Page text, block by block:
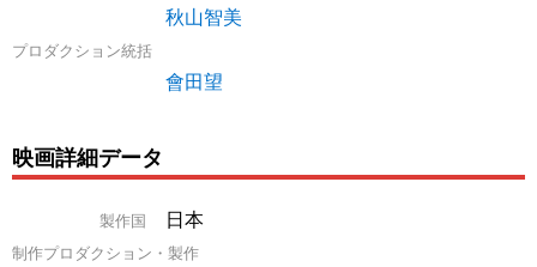
秋山智美
プロダクション統括
會田望
映画詳細データ
製作国 日本
制作プロダクション・製作